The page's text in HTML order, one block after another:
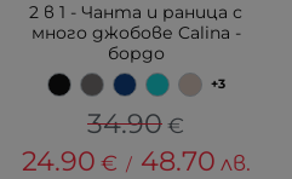
2 в 1 - Чанта и раница с
много джобове Calina -
бордо
+3
34.90€
24.90 € / 48.70 лв.